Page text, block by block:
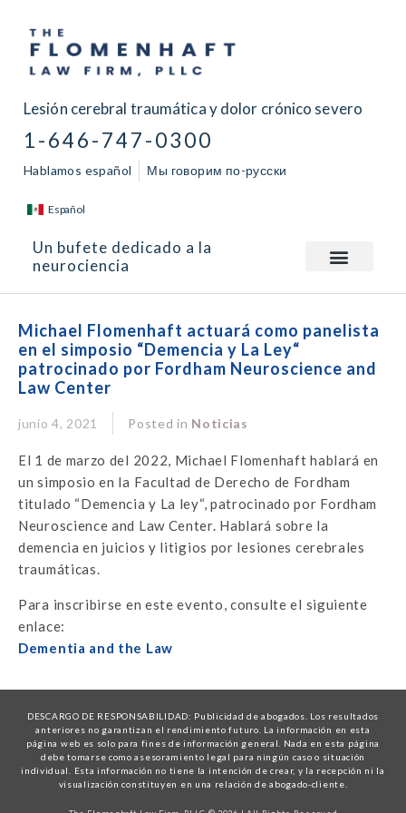
Lesión cerebral traumática y dolor crónico severo
1-646-747-0300
Hablamos español Мы говорим по-русски
Español
Un bufete dedicado a la
neurociencia
Michael Flomenhaft actuará como panelista
en el simposio “Demencia y La Ley“
patrocinado por Fordham Neuroscience and
Law Center
junio 4, 2021 Posted in Noticias
El 1 de marzo del 2022, Michael Flomenhaft hablará en
un simposio en la Facultad de Derecho de Fordham
titulado “Demencia y La ley“, patrocinado por Fordham
Neuroscience and Law Center. Hablará sobre la
demencia en juicios y litigios por lesiones cerebrales
traumáticas.
Para inscribirse en este evento, consulte el siguiente
enlace:
Dementia and the Law
DESCARGO DE RESPONSABILIDAD: Publicidad de abogados. Los resultados
anteriores no garantizan el rendimiento futuro. La información en esta
página web es solo para fines de información general. Nada en esta página
debe tomarse como asesoramiento legal para ningún caso o situación
individual. Esta información no tiene la intención de crear, y la recepción ni la
visualización constituyen en una relación de abogado-cliente.